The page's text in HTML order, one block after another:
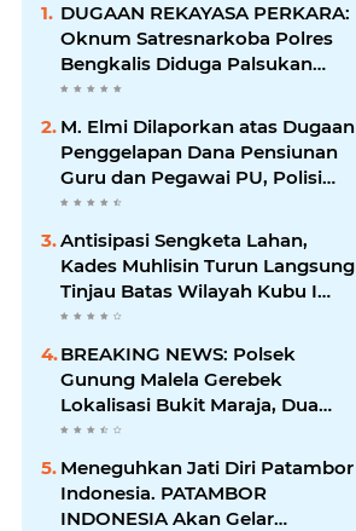
DUGAAN REKAYASA PERKARA:
Oknum Satresnarkoba Polres
Bengkalis Diduga Palsukan
Barang Bukti Hingga Paksa
Warga Hadir di TKP
M. Elmi Dilaporkan atas Dugaan
Penggelapan Dana Pensiunan
Guru dan Pegawai PU, Polisi
Pastikan Proses Hukum
Berjalan
Antisipasi Sengketa Lahan,
Kades Muhlisin Turun Langsung
Tinjau Batas Wilayah Kubu I
yang Diduga Diserobot PT Jatim
BREAKING NEWS: Polsek
Gunung Malela Gerebek
Lokalisasi Bukit Maraja, Dua
Perempuan Menangis Saat
Diciduk Bersama Sabu
Meneguhkan Jati Diri Patambor
Indonesia. PATAMBOR
INDONESIA Akan Gelar